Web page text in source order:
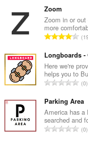
θ
μ
ο
λ
ο
γ
ή
ε
ω
ν
:
ο
λ
ο
α
θ
μ
ο
λ
ο
γ
ή
Zoom
Zoom in or
more
Σ
ν
ο
λ
ο
α
θ
μ
ο
Longboards -
Here we're
helps you to
Σ
ν
ο
λ
ο
0
Parking Area
America has a
searched and
Σ0